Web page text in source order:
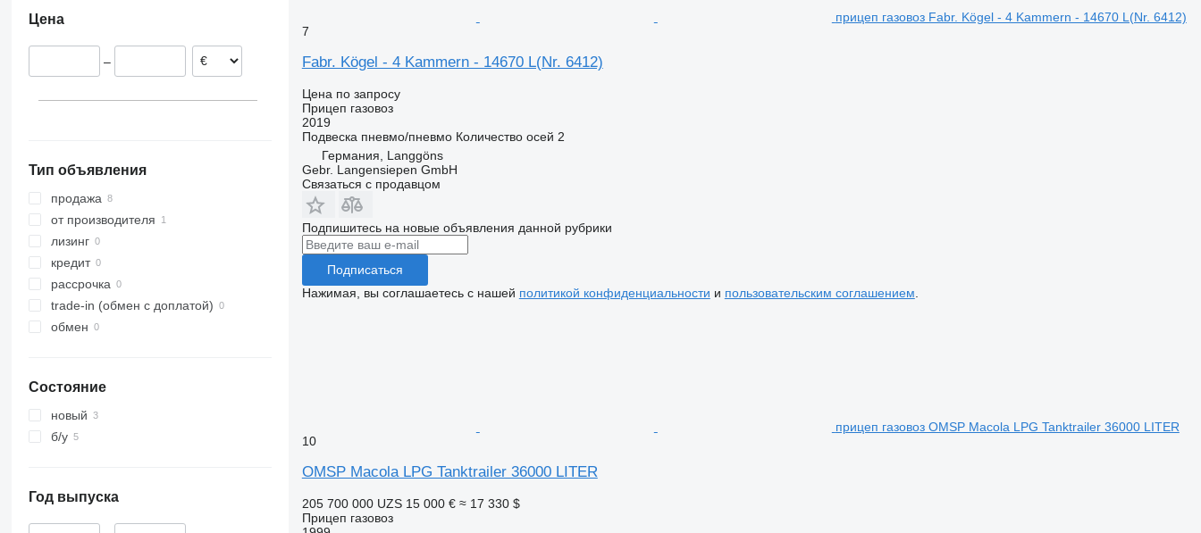
Цена
–
Тип объявления
продажа
от производителя
лизинг
кредит
рассрочка
trade-in (обмен с доплатой)
обмен
Состояние
новый
б/у
Год выпуска
прицеп газовоз Fabr. Kögel - 4 Kammern - 14670 L(Nr. 6412)
7
Fabr. Kögel - 4 Kammern - 14670 L(Nr. 6412)
Цена по запросу
Прицеп газовоз
2019
Подвеска пневмо/пневмо Количество осей 2
Германия, Langgöns
Gebr. Langensiepen GmbH
Связаться с продавцом
Подпишитесь на новые объявления данной рубрики
Подписаться
Нажимая, вы соглашаетесь с нашей политикой конфиденциальности и пользовательским соглашением
прицеп газовоз OMSP Macola LPG Tanktrailer 36000 LITER
10
OMSP Macola LPG Tanktrailer 36000 LITER
205 700 000 UZS 15 000 € ≈ 17 330 $
Прицеп газовоз